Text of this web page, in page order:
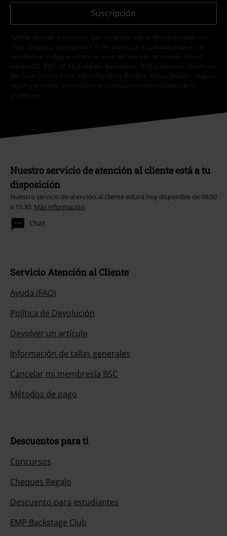
Suscripción
*Válido durante 4 semanas. Solo canjeable online. No combinable con
otros códigos promocionales. El descuento será aplicado después de
introducir el código en el primer paso del proceso de compra. Libros,
media (CD, DVD, LP, etc.), tickets, Rammstein, (Till) Lindemann, Die Ärzte,
Die Toten Hosen, Feine Sahne Fischfilet, Broilers, Böhse Onkelz, cheques-
regalo y artículos que incluyen una donación están excluidos de la
promoción.
Nuestro servicio de atención al cliente está a tu
disposición
Nuestro servicio de atención al cliente estará hoy disponible de 09:00
a 15:30. Más información
Chat
Servicio Atención al Cliente
Ayuda (FAQ)
Política de Devolución
Devolver un artículo
Información de tallas generales
Cancelar mi membresía BSC
Métodos de pago
Descuentos para ti
Concursos
Cheques Regalo
Descuento para estudiantes
EMP Backstage Club